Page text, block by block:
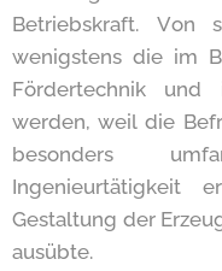
Betriebskraft. Von
wenigstens die im
Fördertechnik
werden, weil die
besonders
Ingenieurtätigkeit
Gestaltung der
ausübte.